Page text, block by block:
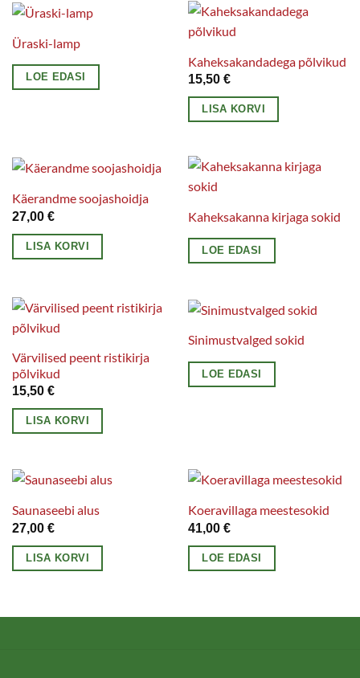
Üraski-lamp
LOE EDASI
Kaheksakandadega põlvikud
15,50 €
LISA KORVI
Käerandme soojashoidja
27,00 €
LISA KORVI
Kaheksakanna kirjaga sokid
LOE EDASI
Värvilised peent ristikirja
põlvikud
15,50 €
LISA KORVI
Sinimustvalged sokid
LOE EDASI
Saunaseebi alus
27,00 €
LISA KORVI
Koeravillaga meestesokid
41,00 €
LOE EDASI